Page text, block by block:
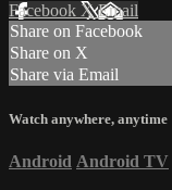
Facebook XEmail
Share on Facebook
Share on X
Share via Email
Watch anywhere, anytime
Android Android TV